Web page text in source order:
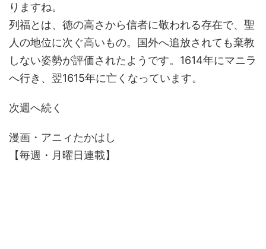
りますね。
列福とは、徳の高さから信者に敬われる存在で、聖
人の地位に次ぐ高いもの。国外へ追放されても棄教
しない姿勢が評価されたようです。1614年にマニラ
へ行き、翌1615年に亡くなっています。
次週へ続く
漫画・アニィたかはし
【毎週・月曜日連載】